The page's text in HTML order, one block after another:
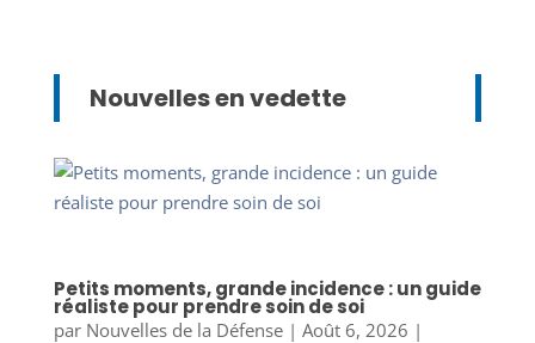
Nouvelles en vedette
Petits moments, grande incidence : un guide
réaliste pour prendre soin de soi
par Nouvelles de la Défense| Août 6, 2026 |